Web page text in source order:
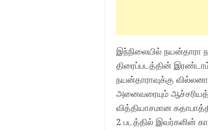
இந்நிலையில் நயன்தாரா
திரைப்படத்தின்
நயன்தாராவுக்கு
அனைவரையும்
வித்தியாசமான
2 படத்தில் இவர்களின்